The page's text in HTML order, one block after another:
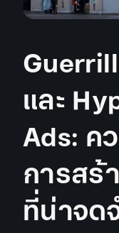
และ
Ads: ค
การสร้
ที่น่าจด